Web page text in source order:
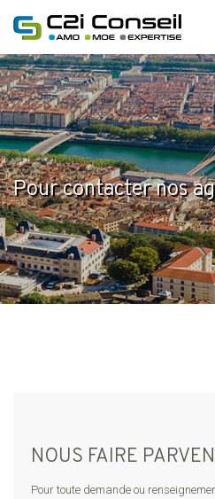
Pour contacter nos
NOUS FAIRE
Pour toute demande ou